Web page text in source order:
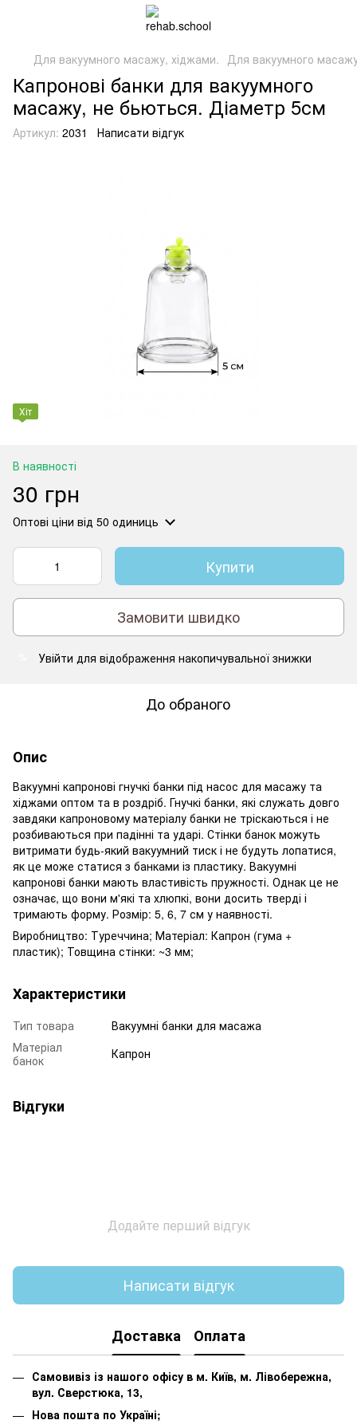
Для вакуумного масажу, хіджами. Для вакуумного
Капронові банки для вакуумного
масажу, не бьються. Діаметр 5см
Артикул: 2031 Написати відгук
Хіт
В наявності
30 грн
Оптові ціни від 50 одиниць
Купити
Замовити швидко
Увійти для відображення накопичувальної знижки
До обраного
Опис
Вакуумні капронові гнучкі банки під насос для масажу та
хіджами оптом та в роздріб. Гнучкі банки, які служать довго
завдяки капроновому матеріалу банки не тріскаються і не
розбиваються при падінні та ударі. Стінки банок можуть
витримати будь-який вакуумний тиск і не будуть лопатися,
як це може статися з банками із пластику. Вакуумні
капронові банки мають властивість пружності. Однак це не
означає, що вони м'які та хлюпкі, вони досить тверді і
тримають форму. Розмір: 5, 6, 7 см у наявності.
Виробництво: Туреччина; Матеріал: Капрон (гума +
пластик); Товщина стінки: ~3 мм;
Характеристики
Тип товара
Вакуумні банки для масажа
Матеріал
банок
Капрон
Відгуки
Додайте перший відгук
Написати відгук
Доставка Оплата
Самовивіз із нашого офісу в м. Київ, м. Лівобережна,
вул. Сверстюка, 13,
Нова пошта по Україні;